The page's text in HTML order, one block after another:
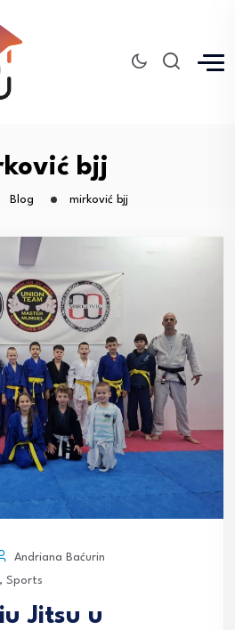
bjj
Blog mirković bjj
Andriana Baćurin
, Sports
Jitsu u